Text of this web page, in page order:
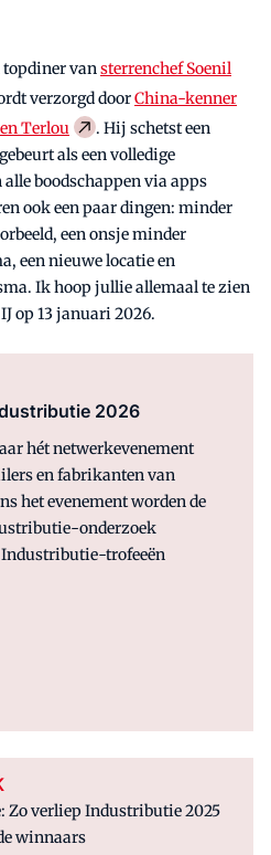
topdiner vansterrenchef Soenil
verzorgd doorChina-kenner
Terlou
. Hij schetst een
als een volledige
boodschappen via apps
ook een paar dingen: minder
een onsje minder
een nieuwe locatie en
Ik hoop jullie allemaal te zien
op 13 januari 2026.
2026
hét netwerkevenement
en fabrikanten van
het evenement worden de
onderzoek
Industributie-trofeeën
Zo verliep Industributie 2025
winnaars